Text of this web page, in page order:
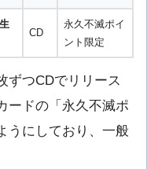
CD
永久不滅ポイ
ント限定
ずつCDでリリース
ードの「永久不滅ポ
うにしており、一般